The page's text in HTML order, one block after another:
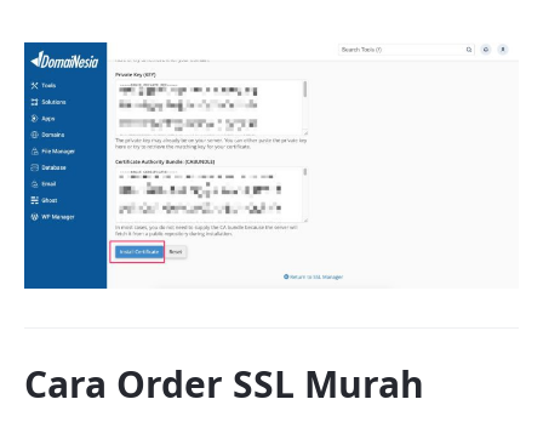
Cara Order SSL Murah